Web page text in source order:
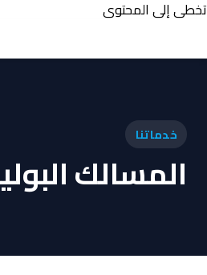
تخطي إلى المحتوى
خدماتنا
المسالك